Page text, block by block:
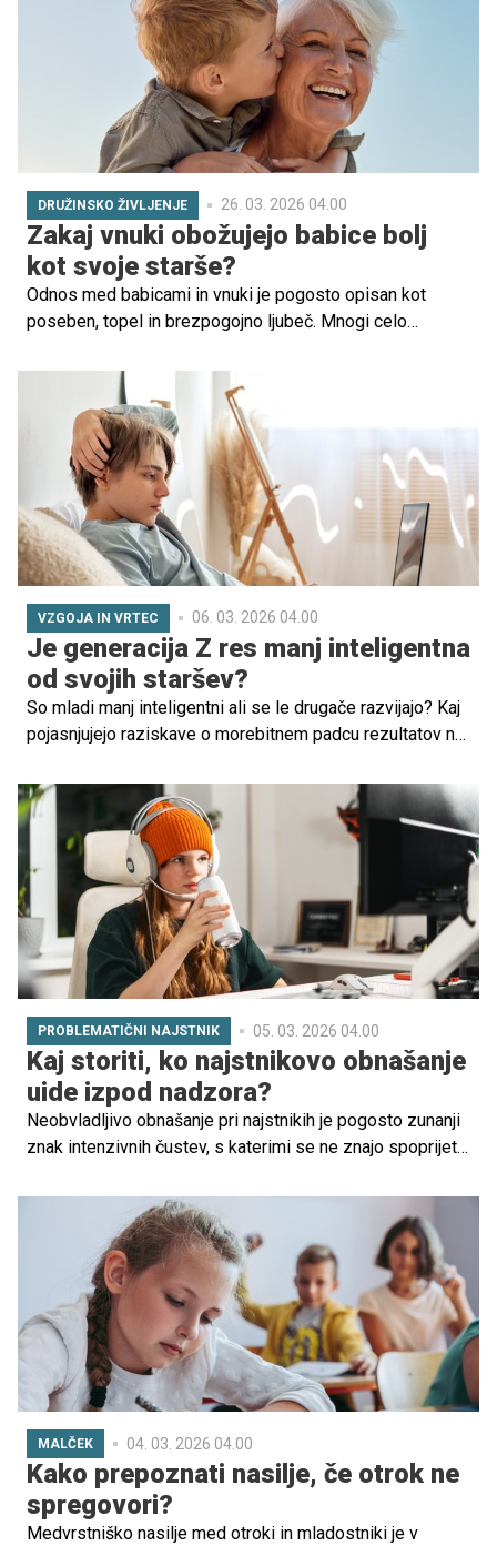
dolgoročno škodi ter oslabi odnos med starši in otrokom.
DRUŽINSKO ŽIVLJENJE 26. 03. 2026 04.00
Zakaj vnuki obožujejo babice bolj
kot svoje starše?
Odnos med babicami in vnuki je pogosto opisan kot
poseben, topel in brezpogojno ljubeč. Mnogi celo
svojimi lastnimi otroki. A zakaj prihaja do tega? Odgovor
ponujajo tako psihološke razlage kot tudi raziskave.
VZGOJA IN VRTEC 06. 03. 2026 04.00
Je generacija Z res manj inteligentna
od svojih staršev?
So mladi manj inteligentni ali se le drugače razvijajo? Kaj
pojasnjujejo raziskave o morebitnem padcu rezultatov na
k razvoju otrokove inteligence v sodobnem svetu?
PROBLEMATIČNI NAJSTNIK 05. 03. 2026 04.00
Kaj storiti, ko najstnikovo obnašanje
uide izpod nadzora?
Neobvladljivo obnašanje pri najstnikih je pogosto zunanji
znak intenzivnih čustev, s katerimi se ne znajo spoprijeti.
MALČEK 04. 03. 2026 04.00
Kako prepoznati nasilje, če otrok ne
spregovori?
Medvrstniško nasilje med otroki in mladostniki je v